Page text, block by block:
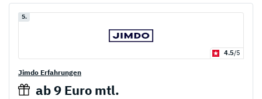
5.
4.5/5
Jimdo Erfahrungen
ab 9 Euro mtl.